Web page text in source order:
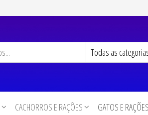
CACHORROS E RAÇÕES GATOS E RAÇÕES